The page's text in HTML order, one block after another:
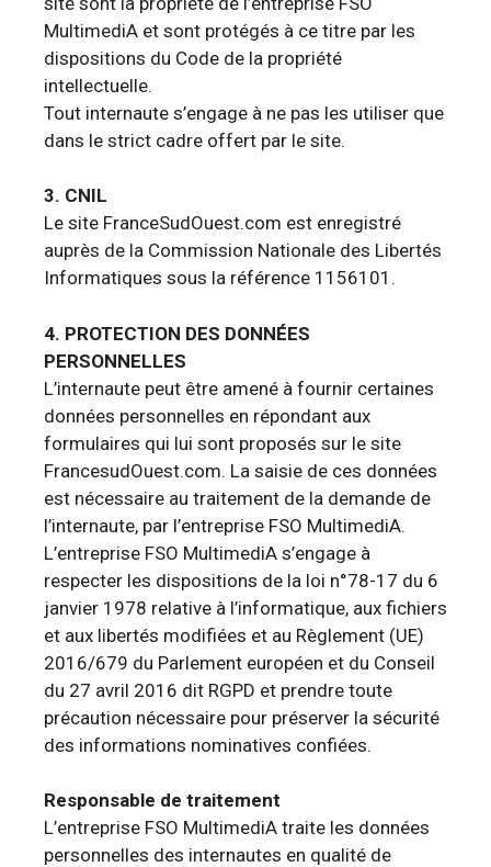
MultimediA et sont protégés à ce titre par les
dispositions du Code de la propriété
intellectuelle.
Tout internaute s’engage à ne pas les utiliser que
dans le strict cadre offert par le site.
3. CNIL
Le site FranceSudOuest.com est enregistré
auprès de la Commission Nationale des Libertés
Informatiques sous la référence 1156101.
4. PROTECTION DES DONNÉES
PERSONNELLES
L’internaute peut être amené à fournir certaines
données personnelles en répondant aux
formulaires qui lui sont proposés sur le site
FrancesudOuest.com. La saisie de ces données
est nécessaire au traitement de la demande de
l’internaute, par l’entreprise FSO MultimediA.
L’entreprise FSO MultimediA s’engage à
respecter les dispositions de la loi n°78-17 du 6
janvier 1978 relative à l’informatique, aux fichiers
et aux libertés modifiées et au Règlement (UE)
2016/679 du Parlement européen et du Conseil
du 27 avril 2016 dit RGPD et prendre toute
précaution nécessaire pour préserver la sécurité
des informations nominatives confiées.
Responsable de traitement
L’entreprise FSO MultimediA traite les données
personnelles des internautes en qualité de